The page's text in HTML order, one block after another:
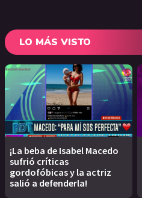
LO MÁS VISTO
¡La beba de Isabel Macedo
sufrió críticas
gordofóbicas y la actriz
salió a defenderla!